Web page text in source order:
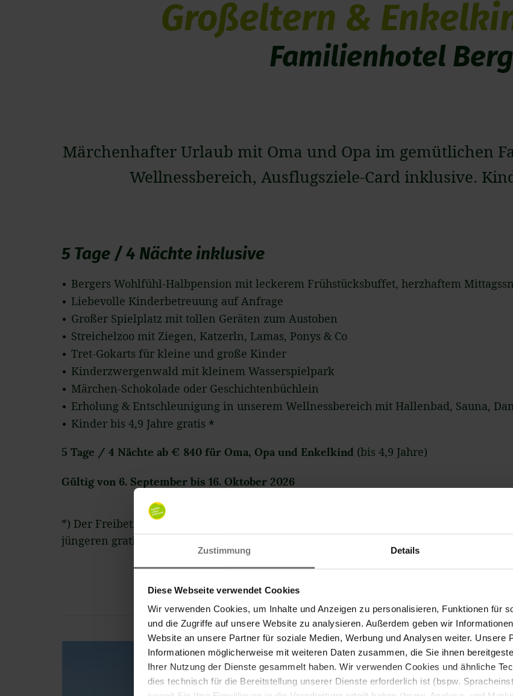
Zustimmung Details
Diese Webseite verwendet Cookies
Wir verwenden Cookies, um Inhalte und Anzeigen zu personalisieren, Funktionen für
und die Zugriffe auf unsere Website zu analysieren. Außerdem geben wir
Website an unsere Partner für soziale Medien, Werbung und Analysen weiter. Unsere
Informationen möglicherweise mit weiteren Daten zusammen, die Sie ihnen
Ihrer Nutzung der Dienste gesammelt haben. Wir verwenden Cookies und ähnliche
dies technisch für die Bereitstellung unserer Dienste erforderlich ist (bspw.
Großeltern &
Familienhotel
Märchenhafter Urlaub mit Oma und Opa im gemütlichen
Wellnessbereich, Ausflugsziele-Card inklusive.
5 Tage / 4 Nächte inklusive
Bergers Wohlfühl-Halbpension mit leckerem Frühstücksbuffet, herzhaftem
Liebevolle Kinderbetreuung auf Anfrage
Großer Spielplatz mit tollen Geräten zum Austoben
Streichelzoo mit Ziegen, Katzerln, Lamas, Ponys & Co
Tret-Gokarts für kleine und große Kinder
Kinderzwergenwald mit kleinem Wasserspielpark
Märchen-Schokolade oder Geschichtenbüchlein
Erholung & Entschleunigung in unserem Wellnessbereich mit Hallenbad, Sauna,
Kinder bis 4,9 Jahre gratis *
5 Tage / 4 Nächte ab € 840 für Oma, Opa und Enkelkind (bis 4,9 Jahre)
Gültig von 6. September bis 16. Oktober 2026
*) Der Freibetrag gilt für ein Kind pro zahlenden Erwachsenen pro Zimmer. Bei
jüngeren gratis. Es gilt das Alter zum Zeitpunkt des Urlaubs.